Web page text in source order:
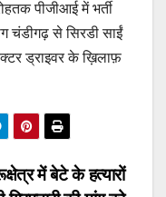
पीजीआई में भर्ती
चंडीगढ़ से सिरडी साईं
ड्राइवर के ख़िलाफ़
में बेटे के हत्यारों